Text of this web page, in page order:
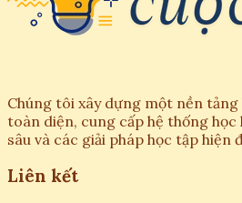
Chúng tôi xây dựng một nền
toàn diện, cung cấp hệ thống học
sâu và các giải pháp học tập hiện
Liên kết